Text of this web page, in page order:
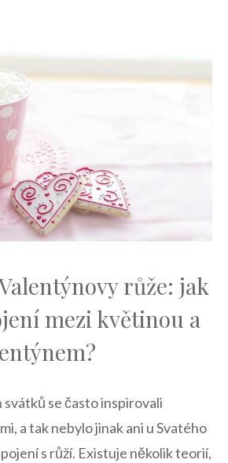
růže:​ jak
mezi ⁣květinou a‌
se často inspirovali
a tak nebylo jinak ani u Svatého
s růží. Existuje několik teorií,